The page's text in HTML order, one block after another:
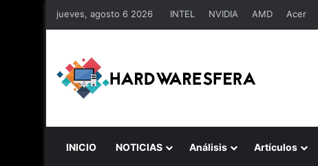
jueves, agosto 6 2026 INTEL NVIDIA AMD Acer
INICIO NOTICIAS Análisis Artículos